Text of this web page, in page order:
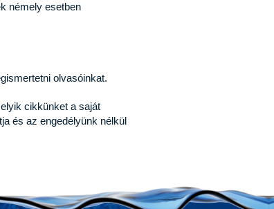
némely esetben
olvasóinkat.
cikkünket a saját
és az engedélyünk nélkül